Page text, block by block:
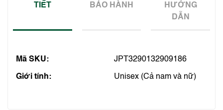
TIẾT
BẢO HÀNH
HƯỚNG
DẪN
Mã SKU: JPT3290132909186
Giới tính: Unisex (Cả nam và nữ)